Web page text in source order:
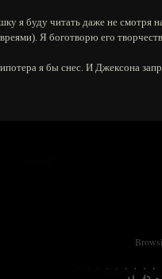
я буду читать даже не смотря
Я боготворю его
я бы снес. И Джексона